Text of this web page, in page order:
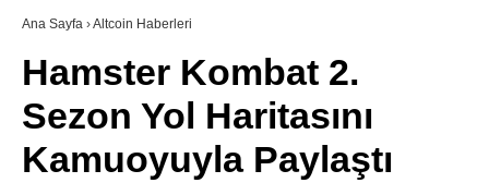
Youtube
TikTok
Pinterest
SÖZLÜK
Ana Sayfa ›Altcoin Haberleri
Hamster Kombat 2.
Sezon Yol Haritasını
Kamuoyuyla Paylaştı